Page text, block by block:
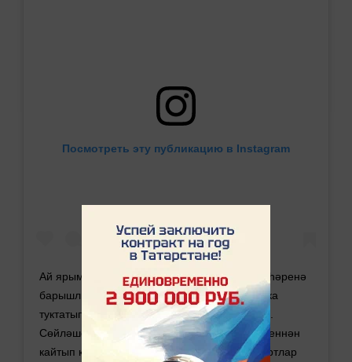
Посмотреть эту публикацию в Instagram
Ай ярым элек Зөлфирәм белән Туймазы шәһәренә
барышлый, Сарман перекрестогында попутка
туктатып торучы бер абзыйны утырткан идек.
Сөйләшеп киттек. Сарманда яшәүче сеңлесеннән
кайтып килеше, үзе Җәлил бистәсендәге Картлар